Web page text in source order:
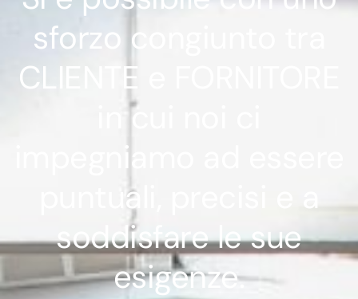
sforzo congiunto tra
CLIENTE e FORNITORE
in cui noi ci
impegniamo ad essere
puntuali, precisi e a
soddisfare le sue
esigenze.